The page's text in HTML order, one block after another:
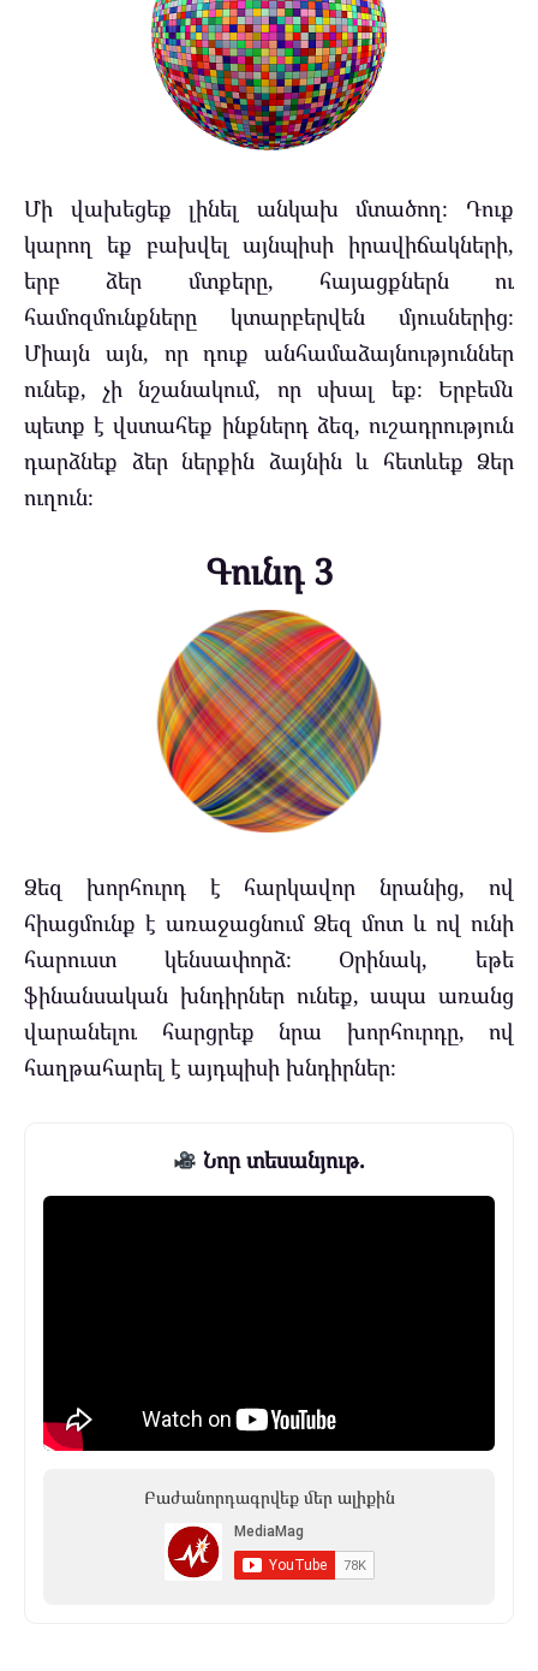
Մի վախեցեք լինել անկախ մտածող։ Դուք
կարող եք բախվել այնպիսի իրավիճակների,
երբ ձեր մտքերը, հայացքներն ու
համոզմունքները կտարբերվեն մյուսներից։
Միայն այն, որ դուք անհամաձայնություններ
ունեք, չի նշանակում, որ սխալ եք։ Երբեմն
պետք է վստահեք ինքներդ ձեզ, ուշադրություն
դարձնեք ձեր ներքին ձայնին և հետևեք Ձեր
ուղուն։
Գունդ 3
Ձեզ խորհուրդ է հարկավոր նրանից, ով
հիացմունք է առաջացնում Ձեզ մոտ և ով ունի
հարուստ կենսափորձ։ Օրինակ, եթե
ֆինանսական խնդիրներ ունեք, ապա առանց
վարանելու հարցրեք նրա խորհուրդը, ով
հաղթահարել է այդպիսի խնդիրներ։
Նոր տեսանյութ.
Բաժանորդագրվեք մեր ալիքին